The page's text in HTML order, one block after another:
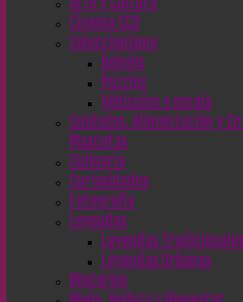
Cinema CC0
Coleccionismo
Relojes
Puzzles
Vehículos a escala
Cuidados, Alimentación y
Mascotas
Culinaria
Curiosidades
Fotografía
Leyendas
Leyendas
Leyendas Urbanas
Misterios